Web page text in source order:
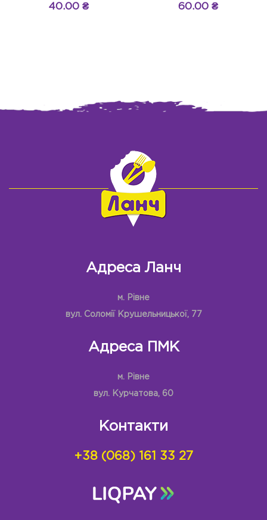
40.00₴ 60.00₴
Адреса Ланч
м. Рівне
вул. Соломії Крушельницької, 77
Адреса ПМК
м. Рівне
вул. Курчатова, 60
Контакти
+38 (068) 161 33 27